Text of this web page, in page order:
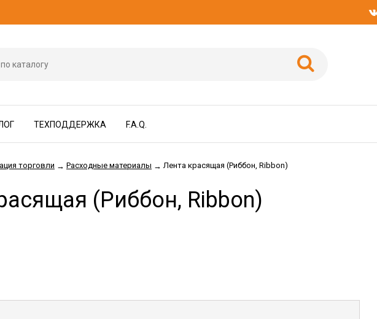
ТЕХПОДДЕРЖКА F.A.Q.
торговли → Расходные материалы → Лента красящая (Риббон, Ribbon)
(Риббон, Ribbon)